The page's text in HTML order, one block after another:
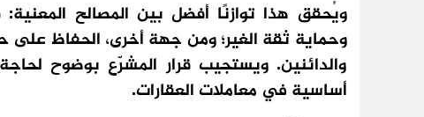
ويُحقق هذا توازنًا أفضل بين المصالح
وحماية ثقة الغير؛ ومن جهة أخرى، الحفاظ على
والدائنين. ويستجيب قرار المشرّع بوضوح
أساسية في معاملات العقارات.